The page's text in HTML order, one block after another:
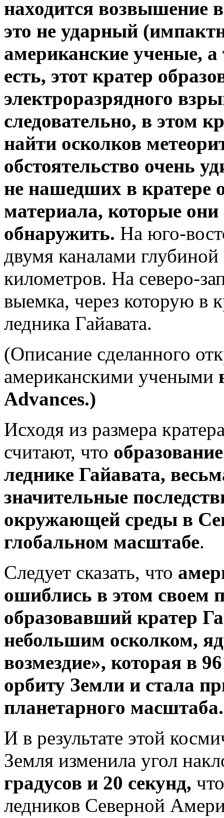
находится возвышение
это не ударный
американские ученые,
есть, этот кратер
электроразрядного
следовательно, в этом
найти осколков
обстоятельство очень
не нашедших в кратере
материала, которые
обнаружить. На юго-
двумя каналами
километров. На северо-
выемка, через которую в
ледника Гайавата.
(Описание сделанного
американскими учеными
Advances.)
Исходя из размера
считают, что
леднике Гайавата,
значительные
окружающей среды в
глобальном масштабе.
Следует сказать, что
ошиблись в этом своем
образовавший кратер
небольшим осколком,
возмездие», которая в
орбиту Земли и стала
планетарного масштаба.
И в результате этой
Земля изменила угол
градусов и 20 секунд,
ледников Северной